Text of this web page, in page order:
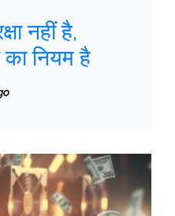
नहीं है,
का नियम है